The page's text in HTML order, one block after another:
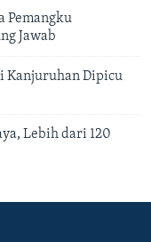
Pemangku
Jawab
Kanjuruhan Dipicu
Lebih dari 120